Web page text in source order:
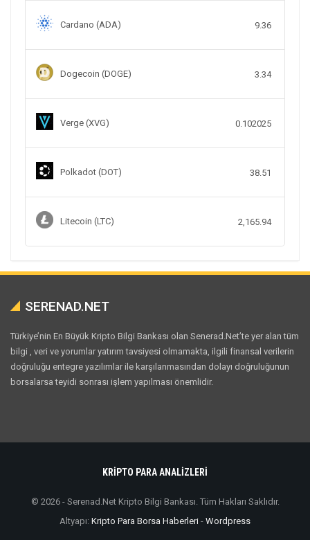
Cardano (ADA) 9.36
Dogecoin (DOGE) 3.34
Verge (XVG) 0.102025
Polkadot (DOT) 38.51
Litecoin (LTC) 2,165.94
SERENAD.NET
Türkiye’nin En Büyük Kripto Bilgi Bankası olan Senerad.Net’te yer alan tüm
bilgi , veri ve yorumlar yatırım tavsiyesi olmamakta, ilgili finansal verilerin
doğruluğu entegre yazılımlar ile karşılanmasından dolayı doğruluğunun
borsalarsa teyidi sonrası işlem yapılması önemlidir.
KRİPTO PARA ANALİZLERİ
© 2026 - Serenad.Net Kripto Bilgi Bankası. Tüm Hakları Saklıdır.
Altyapı: Kripto Para Borsa Haberleri - Wordpress